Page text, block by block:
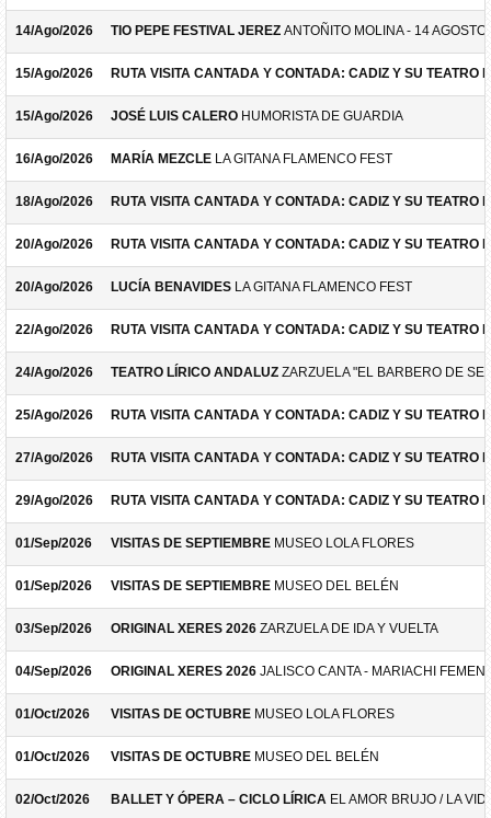
14/Ago/2026 TIO PEPE FESTIVAL JEREZ ANTOÑITO MOLINA - 14 AGOSTO
15/Ago/2026 RUTA VISITA CANTADA Y CONTADA: CADIZ Y SU TEATRO
15/Ago/2026 JOSÉ LUIS CALERO HUMORISTA DE GUARDIA
16/Ago/2026 MARÍA MEZCLE LA GITANA FLAMENCO FEST
18/Ago/2026 RUTA VISITA CANTADA Y CONTADA: CADIZ Y SU TEATRO
20/Ago/2026 RUTA VISITA CANTADA Y CONTADA: CADIZ Y SU TEATRO
20/Ago/2026 LUCÍA BENAVIDES LA GITANA FLAMENCO FEST
22/Ago/2026 RUTA VISITA CANTADA Y CONTADA: CADIZ Y SU TEATRO
24/Ago/2026 TEATRO LÍRICO ANDALUZ ZARZUELA "EL BARBERO DE
25/Ago/2026 RUTA VISITA CANTADA Y CONTADA: CADIZ Y SU TEATRO
27/Ago/2026 RUTA VISITA CANTADA Y CONTADA: CADIZ Y SU TEATRO
29/Ago/2026 RUTA VISITA CANTADA Y CONTADA: CADIZ Y SU TEATRO
01/Sep/2026 VISITAS DE SEPTIEMBRE MUSEO LOLA FLORES
01/Sep/2026 VISITAS DE SEPTIEMBRE MUSEO DEL BELÉN
03/Sep/2026 ORIGINAL XERES 2026 ZARZUELA DE IDA Y VUELTA
04/Sep/2026 ORIGINAL XERES 2026 JALISCO CANTA - MARIACHI
01/Oct/2026 VISITAS DE OCTUBRE MUSEO LOLA FLORES
01/Oct/2026 VISITAS DE OCTUBRE MUSEO DEL BELÉN
02/Oct/2026 BALLET Y ÓPERA – CICLO LÍRICA EL AMOR BRUJO / LA